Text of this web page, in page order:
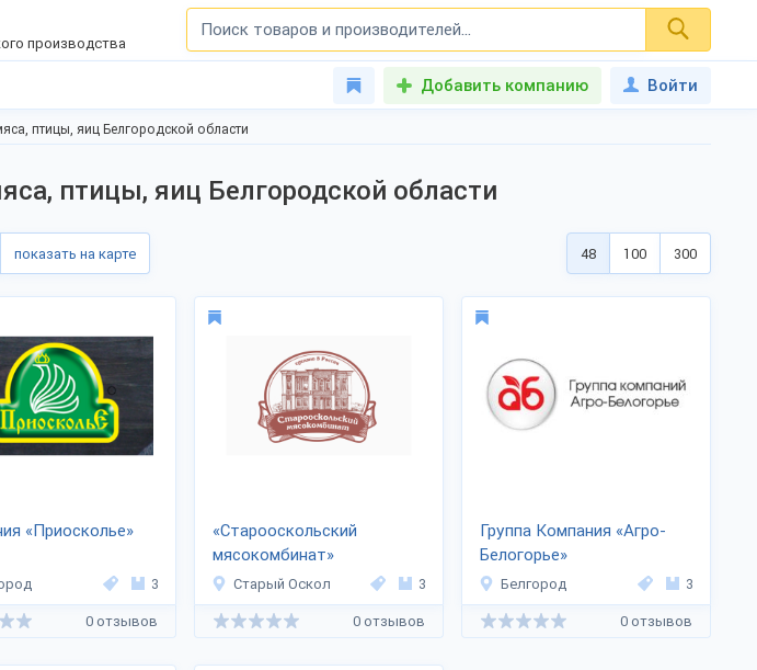
производства
Добавить компанию Войти
птицы, яиц Белгородской области
птицы, яиц Белгородской области
показать на карте 48 100 300
«Приосколье»
3
0 отзывов
«Старооскольский
мясокомбинат»
Старый Оскол 3
0 отзывов
Группа Компания «Агро-
Белогорье»
Белгород 3
0 отзывов